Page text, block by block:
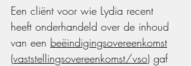
Een cliënt voor wie Lydia recent
heeft onderhandeld over de inhoud
van een beëindigingsovereenkomst
(vaststellingsovereenkomst/vso) gaf